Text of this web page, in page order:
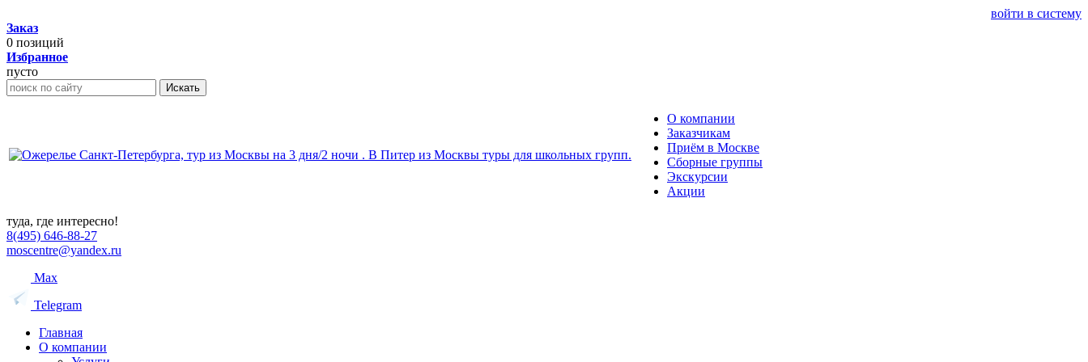
войти в систему
Заказ
0 позиций
Избранное
пусто
Искать
О компании
Заказчикам
Приём в Москве
Сборные группы
Экскурсии
Акции
туда, где интересно!
8(495) 646-88-27
moscentre@yandex.ru
Max
Telegram
Главная
О компании